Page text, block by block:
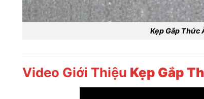
Kẹp Gắp Thức
Video Giới Thiệu Kẹp Gắp